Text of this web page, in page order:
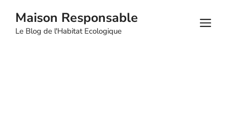
contenu
Maison Responsable
Le Blog de l'Habitat Ecologique